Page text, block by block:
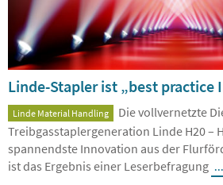
Linde-Stapler ist „best practice
Linde Material Handling
Die vollvernetzte
Treibgasstaplergeneration Linde H20 –
spannendste Innovation aus der
ist das Ergebnis einer Leserbefragung ...